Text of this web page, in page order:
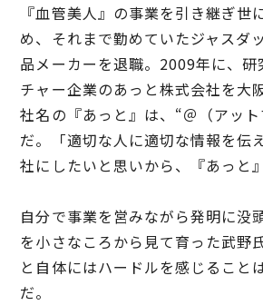
『血管美人』の事業を引き継ぎ世
め、それまで勤めていたジャスダ
品メーカーを退職。2009年に、研
チャー企業のあっと株式会社を大
社名の『あっと』は、“＠（アッ
だ。「適切な人に適切な情報を伝
社にしたいと思いから、『あっと
自分で事業を営みながら発明に没
を小さなころから見て育った武野
と自体にはハードルを感じること
だ。